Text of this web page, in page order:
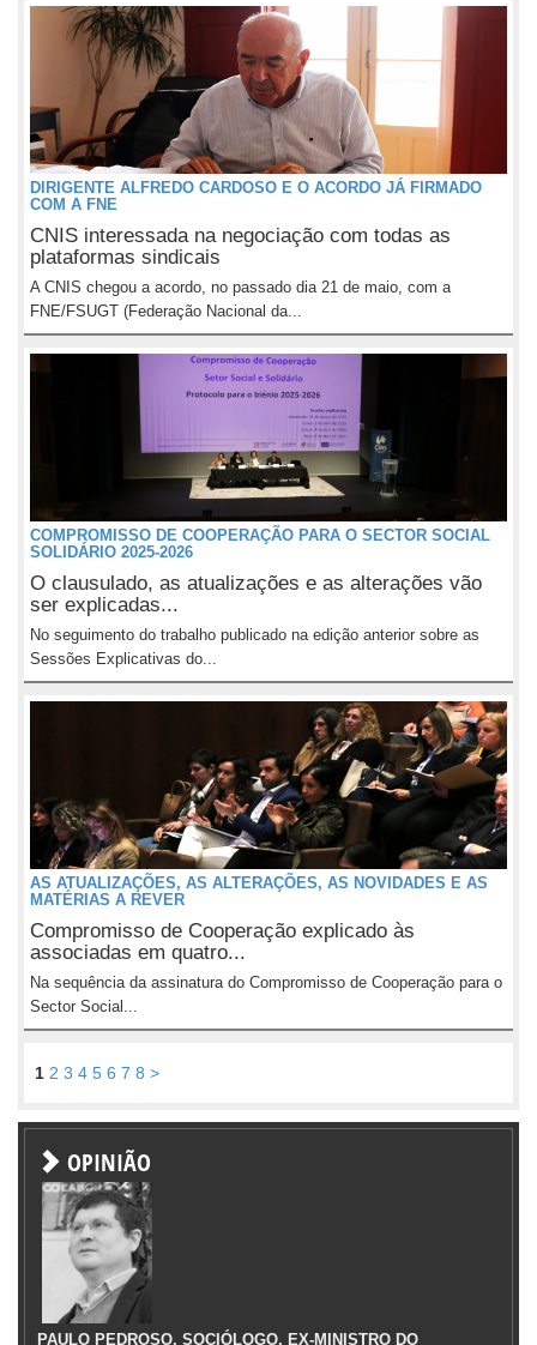
DIRIGENTE ALFREDO CARDOSO E O ACORDO JÁ FIRMADO
COM A FNE
CNIS interessada na negociação com todas as
plataformas sindicais
A CNIS chegou a acordo, no passado dia 21 de maio, com a
FNE/FSUGT (Federação Nacional da...
COMPROMISSO DE COOPERAÇÃO PARA O SECTOR SOCIAL
SOLIDÁRIO 2025-2026
O clausulado, as atualizações e as alterações vão
ser explicadas...
No seguimento do trabalho publicado na edição anterior sobre as
Sessões Explicativas do...
AS ATUALIZAÇÕES, AS ALTERAÇÕES, AS NOVIDADES E AS
MATÉRIAS A REVER
Compromisso de Cooperação explicado às
associadas em quatro...
Na sequência da assinatura do Compromisso de Cooperação para o
Sector Social...
1 2 3 4 5 6 7 8 >
OPINIÃO
PAULO PEDROSO, SOCIÓLOGO, EX-MINISTRO DO